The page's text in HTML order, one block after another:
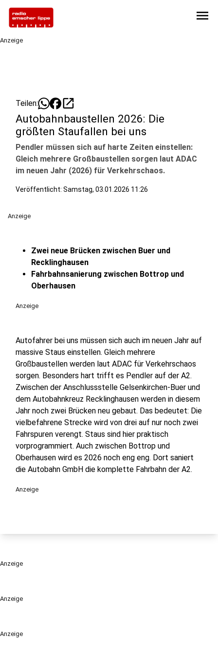
menu
Anzeige
Anzeige
Anzeige
Teilen: open_in_new
Autobahnbaustellen 2026: Die
größten Staufallen bei uns
Pendler müssen sich auf harte Zeiten einstellen:
Gleich mehrere Großbaustellen sorgen laut ADAC
im neuen Jahr (2026) für Verkehrschaos.
Veröffentlicht: Samstag, 03.01.2026 11:26
Anzeige
Zwei neue Brücken zwischen Buer und
Recklinghausen
Fahrbahnsanierung zwischen Bottrop und
Oberhausen
Anzeige
Autofahrer bei uns müssen sich auch im neuen Jahr auf
massive Staus einstellen. Gleich mehrere
Großbaustellen werden laut ADAC für Verkehrschaos
sorgen. Besonders hart trifft es Pendler auf der A2.
Zwischen der Anschlussstelle Gelsenkirchen-Buer und
dem Autobahnkreuz Recklinghausen werden in diesem
Jahr noch zwei Brücken neu gebaut. Das bedeutet: Die
vielbefahrene Strecke wird von drei auf nur noch zwei
Fahrspuren verengt. Staus sind hier praktisch
vorprogrammiert. Auch zwischen Bottrop und
Oberhausen wird es 2026 noch eng eng. Dort saniert
die Autobahn GmbH die komplette Fahrbahn der A2.
Anzeige
Anzeige